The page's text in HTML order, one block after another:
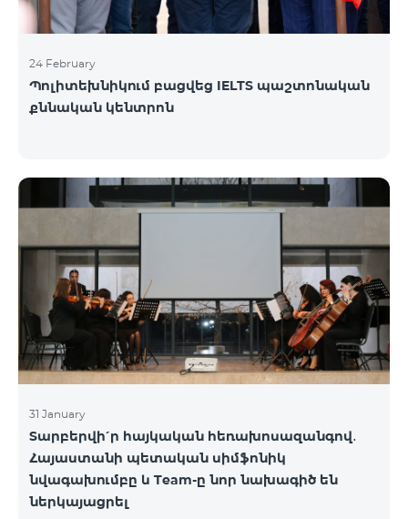
24 February
Պոլիտեխնիկում բացվեց IELTS պաշտոնական
քննական կենտրոն
31 January
Տարբերվի՛ր հայկական հեռախոսազանգով․
Հայաստանի պետական սիմֆոնիկ
նվագախումբը և Team-ը նոր նախագիծ են
ներկայացրել